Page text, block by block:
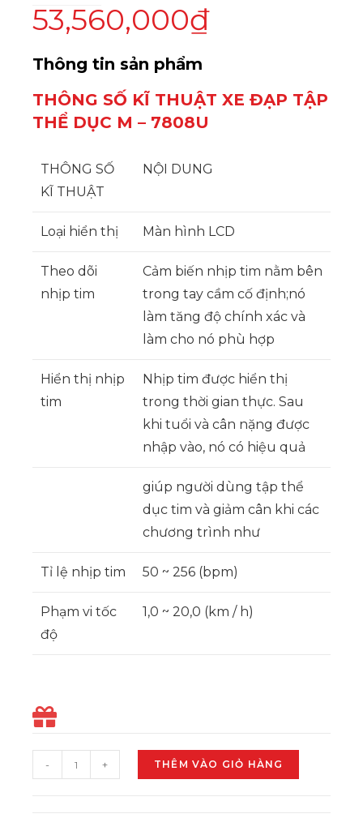
53,560,000₫
Thông tin sản phẩm
THÔNG SỐ KĨ THUẬT XE ĐẠP TẬP
THỂ DỤC M – 7808U
THÔNG SỐ
KĨ THUẬT
NỘI DUNG
Loại hiển thị Màn hình LCD
Theo dõi
nhịp tim
Cảm biến nhịp tim nằm bên
trong tay cầm cố định;nó
làm tăng độ chính xác và
làm cho nó phù hợp
Hiển thị nhịp
tim
Nhịp tim được hiển thị
trong thời gian thực. Sau
khi tuổi và cân nặng được
nhập vào, nó có hiệu quả
giúp người dùng tập thể
dục tim và giảm cân khi các
chương trình như
Tỉ lệ nhịp tim 50 ~ 256 (bpm)
Phạm vi tốc
độ
1,0 ~ 20,0 (km / h)
- + THÊM VÀO GIỎ HÀNG